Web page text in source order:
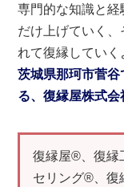
専門的な知識と
だけ上げていく
れて復縁していく
茨城県那珂市菅
る、復縁屋株式会
復縁屋®、復縁
セリング®、復